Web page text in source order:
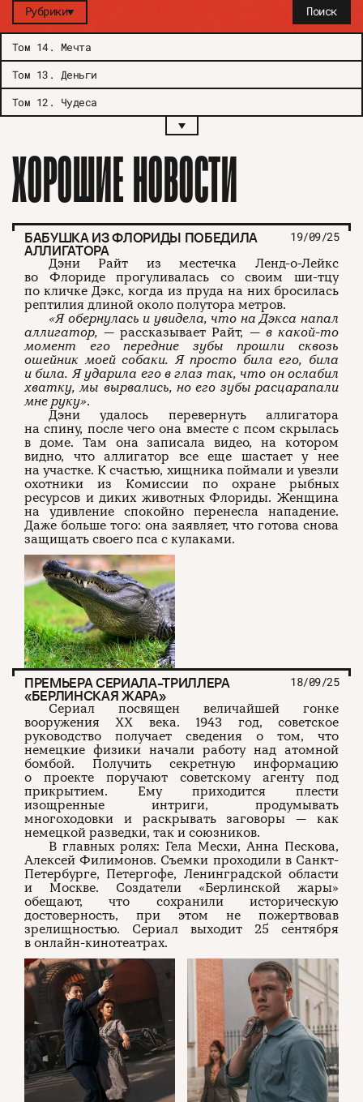
Поиск
Рубрики
Том 14.
Мечта
Том 13 . Деньги
Том 12 . Чудеса
ХОРОШИЕ НОВОСТИ
БАБУШКА ИЗ ФЛОРИДЫ ПОБЕДИЛА
АЛЛИГАТОРА
19/09/25
Дэни Райт из местечка Ленд-о-Лейкс
во Флориде прогуливалась со своим ши-тцу
по кличке Дэкс, когда из пруда на них бросилась
рептилия длиной около полутора метров.
«Я обернулась и увидела, что на Дэкса напал
аллигатор, — рассказывает Райт, — в какой-то
момент его передние зубы прошли сквозь
ошейник моей собаки. Я просто била его, била
и била. Я ударила его в глаз так, что он ослабил
хватку, мы вырвались, но его зубы расцарапали
мне руку».
Дэни удалось перевернуть аллигатора
на спину, после чего она вместе с псом скрылась
в доме. Там она записала видео, на котором
видно, что аллигатор все еще шастает у нее
на участке. К счастью, хищника поймали и увезли
охотники из Комиссии по охране рыбных
ресурсов и диких животных Флориды. Женщина
на удивление спокойно перенесла нападение.
Даже больше того: она заявляет, что готова снова
защищать своего пса с кулаками.
ПРЕМЬЕРА СЕРИАЛА-ТРИЛЛЕРА
«БЕРЛИНСКАЯ ЖАРА»
18/09/25
Сериал посвящен величайшей гонке
вооружения XX века. 1943 год, советское
руководство получает сведения о том, что
немецкие физики начали работу над атомной
бомбой. Получить секретную информацию
о проекте поручают советскому агенту под
прикрытием. Ему приходится плести
изощренные интриги, продумывать
многоходовки и раскрывать заговоры — как
немецкой разведки, так и союзников.
В главных ролях: Гела Месхи, Анна Пескова,
Алексей Филимонов. Съемки проходили в Санкт-
Петербурге, Петергофе, Ленинградской области
и Москве. Создатели «Берлинской жары»
обещают, что сохранили историческую
достоверность, при этом не пожертвовав
зрелищностью. Сериал выходит 25 сентября
в онлайн-кинотеатрах.